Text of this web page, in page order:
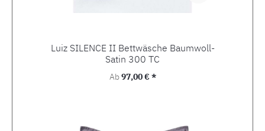
Luiz SILENCE II Bettwäsche Baumwoll-
Satin 300 TC
Regulärer Preis:
Ab97,00 € *